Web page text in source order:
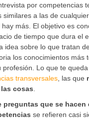
por competencias
similares a las de
más. El objetivo es
de tiempo que dura el
idea sobre lo que tratan
los conocimientos más
profesión. Lo que te
transversales , las que
cosas
preguntas que se hacen
se refieren casi